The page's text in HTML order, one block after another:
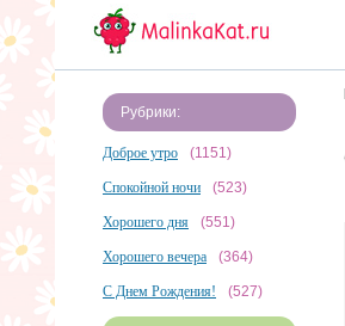
Рубрики:
Доброе утро (1151)
Спокойной ночи (523)
Хорошего дня (551)
Хорошего вечера (364)
С Днем Рождения! (527)